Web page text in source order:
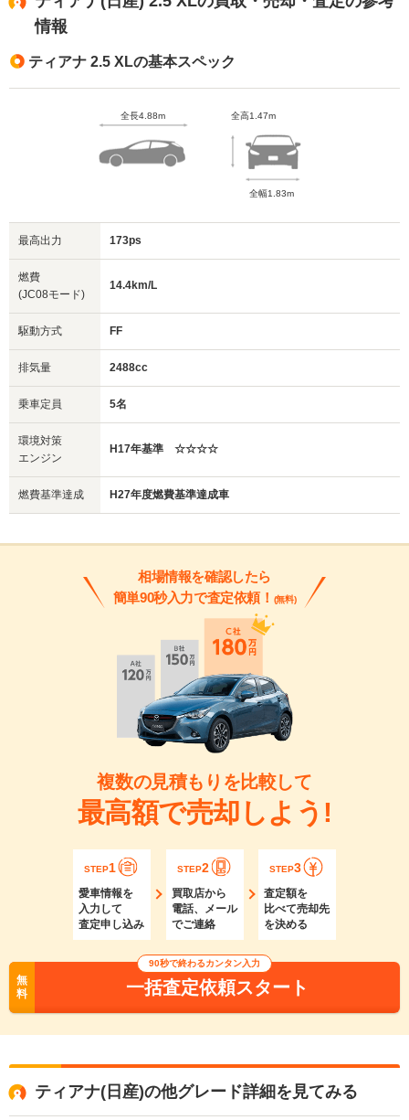
情報
ティアナ 2.5 XLの基本スペック
全長4.88m 全高1.47m
全幅1.83m
最高出力 173ps
燃費
(JC08モード)
14.4km/L
駆動方式 FF
排気量 2488cc
乗車定員 5名
環境対策
エンジン
H17年基準 ☆☆☆☆
燃費基準達成 H27年度燃費基準達成車
相場情報を確認したら
簡単90秒入力で査定依頼！ (無料)
複数の見積もりを比較して
最高額で売却しよう!
STEP1
愛車情報を
入力して
査定申し込み
STEP2
買取店から
電話、メール
でご連絡
STEP3
査定額を
比べて売却先
を決める
無
料
90秒で終わるカンタン入力
一括査定依頼スタート
ティアナ(日産)の他グレード詳細を見てみる